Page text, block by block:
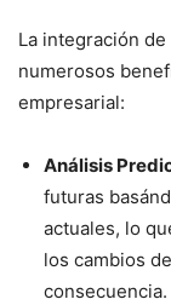
La integración
numerosos
empresarial:
Análisis
futuras
actuales, lo
los cambios
consecuencia.